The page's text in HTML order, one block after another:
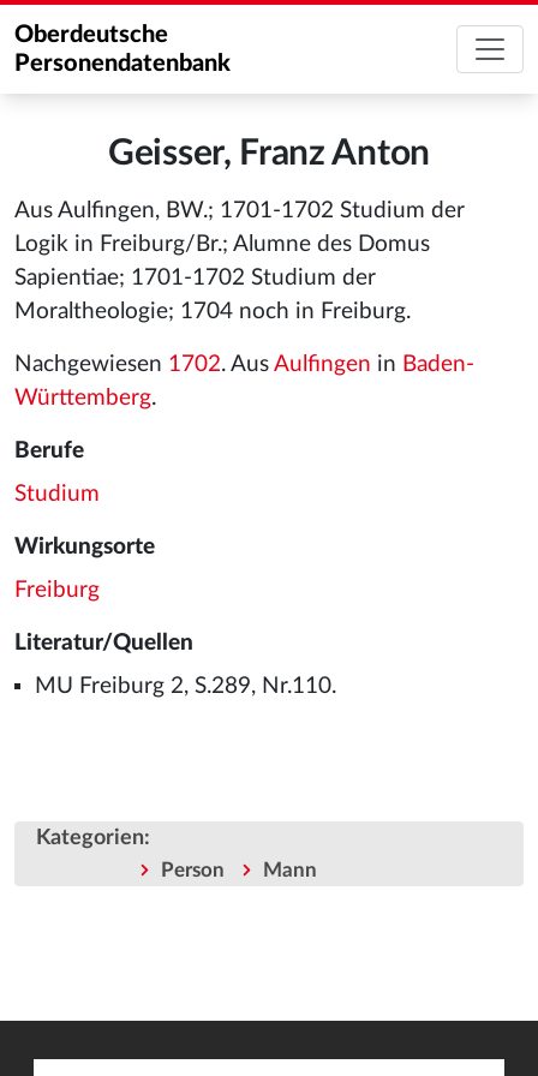
Oberdeutsche
Personendatenbank
Geisser, Franz Anton
Aus Aulfingen, BW.; 1701-1702 Studium der
Logik in Freiburg/Br.; Alumne des Domus
Sapientiae; 1701-1702 Studium der
Moraltheologie; 1704 noch in Freiburg.
Nachgewiesen 1702. Aus Aulfingen in Baden-
Württemberg.
Berufe
Studium
Wirkungsorte
Freiburg
Literatur/Quellen
MU Freiburg 2, S.289, Nr.110.
Kategorien:
Person Mann